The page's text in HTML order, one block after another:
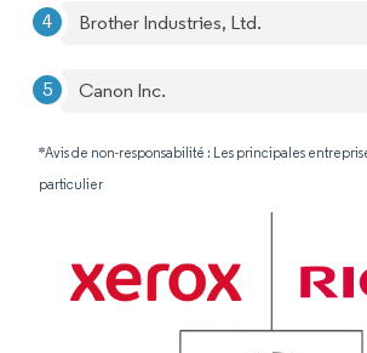
Brother Industries, Ltd.
Canon Inc.
*Avis de non-responsabilité : Les principales
particulier